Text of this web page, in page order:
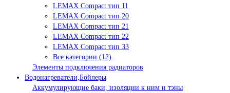
LEMAX Compact тип 11
LEMAX Compact тип 20
LEMAX Compact тип 21
LEMAX Compact тип 22
LEMAX Compact тип 33
Все категории (12)
Элементы подключения радиаторов
Водонагреватели,Бойлеры
Аккумулирующие баки, изоляции к ним и тэны